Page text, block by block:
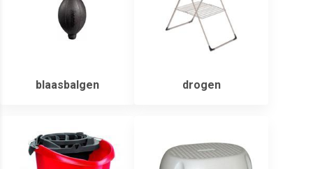
blaasbalgen drogen